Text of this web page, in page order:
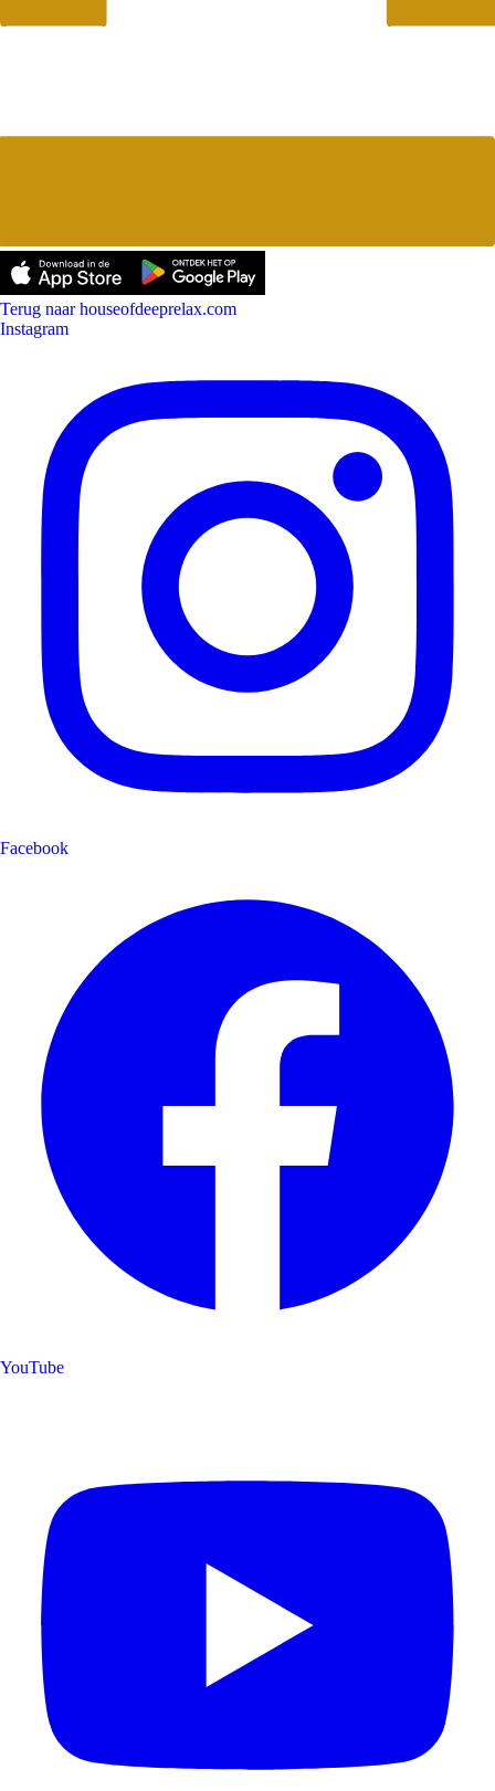
Terug naar houseofdeeprelax.com
Instagram
Facebook
YouTube